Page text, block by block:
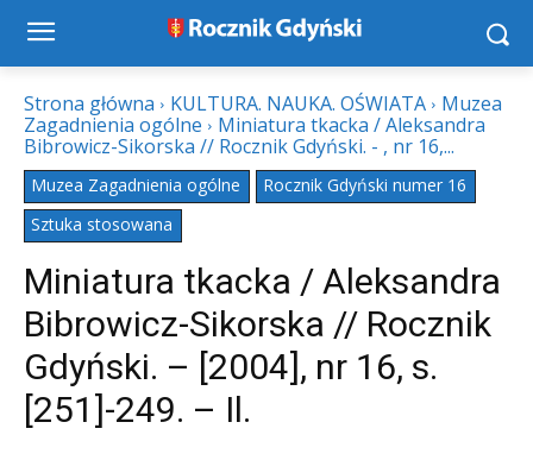
Strona główna KULTURA. NAUKA. OŚWIATA
Muzea
Zagadnienia ogólne
Miniatura tkacka / Aleksandra
Bibrowicz-Sikorska // Rocznik Gdyński. - , nr 16,...
Muzea Zagadnienia ogólne
Rocznik Gdyński numer 16
Sztuka stosowana
Miniatura tkacka / Aleksandra
Bibrowicz-Sikorska // Rocznik
Gdyński. – [2004], nr 16, s.
[251]-249. – Il.